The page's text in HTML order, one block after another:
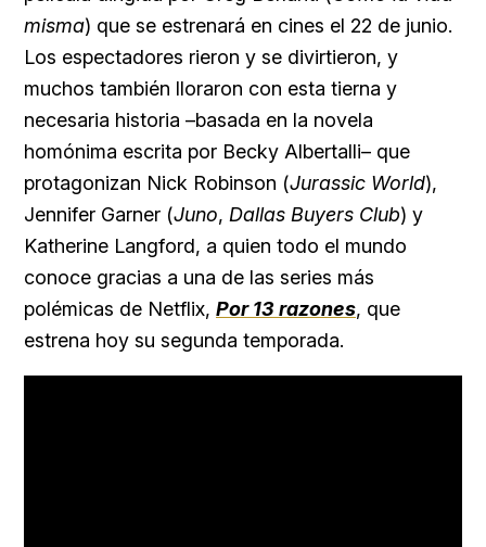
misma) que se estrenará en cines el 22 de junio.
Los espectadores rieron y se divirtieron, y
muchos también lloraron con esta tierna y
necesaria historia –basada en la novela
homónima escrita por Becky Albertalli– que
protagonizan Nick Robinson (Jurassic World),
Jennifer Garner (Juno, Dallas Buyers Club) y
Katherine Langford, a quien todo el mundo
conoce gracias a una de las series más
polémicas de Netflix, Por 13 razones, que
estrena hoy su segunda temporada.